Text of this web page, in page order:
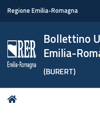
Regione Emilia-Romagna
Bollettino
Emilia-
(BURERT)
Tu